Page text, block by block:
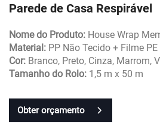
Parede de Casa Respirável
Nome do Produto: House Wrap
Material: PP Não Tecido + Filme
Cor: Branco, Preto, Cinza, Marrom,
Tamanho do Rolo: 1,5 m x 50 m
Obter orçamento